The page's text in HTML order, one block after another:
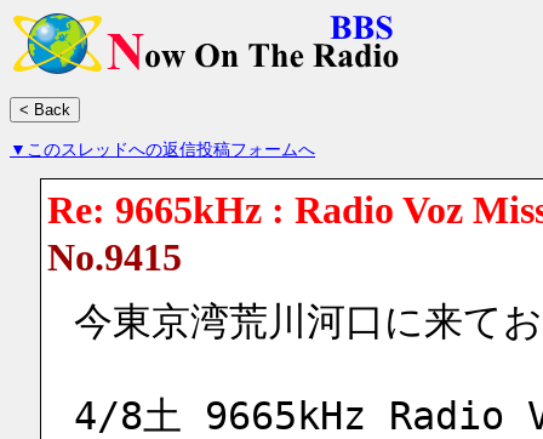
▼このスレッドへの返信投稿フォームへ
Re: 9665kHz : Radio Voz
No.9415
今東京湾荒川河口に来て
4/8土 9665kHz Radio